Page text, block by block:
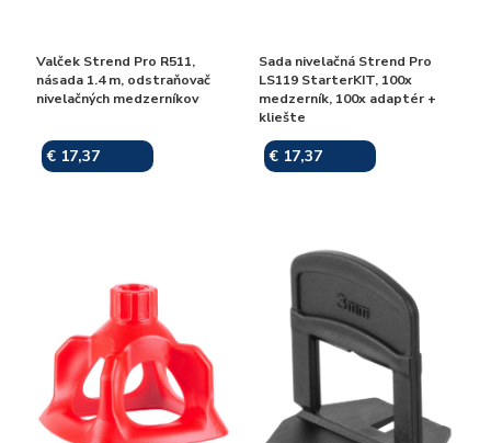
Valček Strend Pro R511,
násada 1.4 m, odstraňovač
nivelačných medzerníkov
€ 17,37
Sada nivelačná Strend Pro
LS119 StarterKIT, 100x
medzerník, 100x adaptér +
kliešte
€ 17,37